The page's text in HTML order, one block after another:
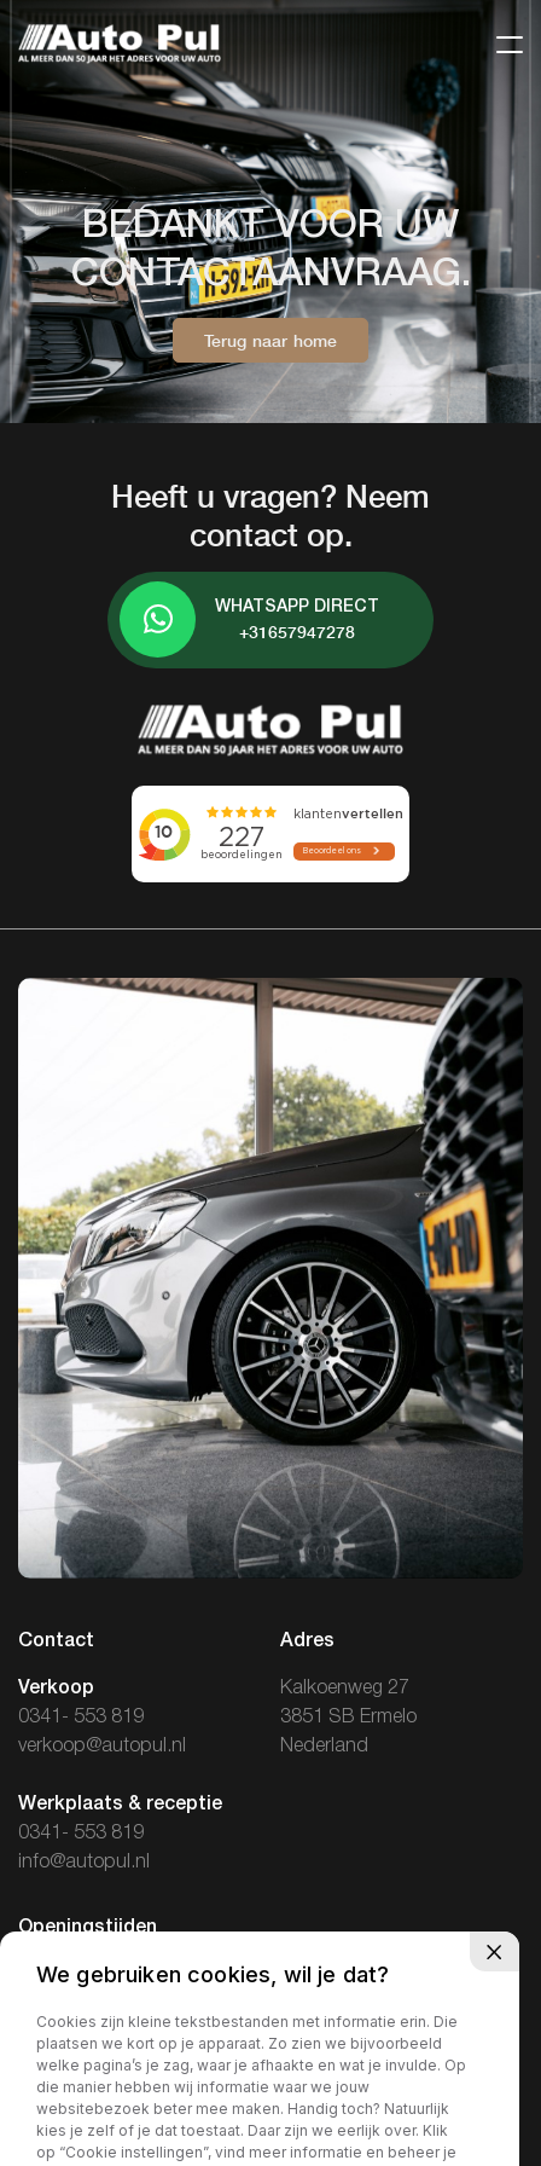
BEDANKT VOOR UW
CONTACTAANVRAAG.
Terug naar home
Heeft u vragen? Neem
contact op.
WHATSAPP DIRECT
+31657947278
Contact
Verkoop
0341- 553 819
verkoop@autopul.nl
Werkplaats & receptie
0341- 553 819
info@autopul.nl
Adres
Kalkoenweg 27
3851 SB Ermelo
Nederland
Openingstijden
Ma / Vr: 08.00-17.30
Zo: Gesloten
We gebruiken cookies, wil je dat?
Cookies zijn kleine tekstbestanden met informatie erin. Die
plaatsen we kort op je apparaat. Zo zien we bijvoorbeeld
welke pagina’s je zag, waar je afhaakte en wat je invulde. Op
die manier hebben wij informatie waar we jouw
websitebezoek beter mee maken. Handig toch? Natuurlijk
kies je zelf of je dat toestaat. Daar zijn we eerlijk over. Klik
op “Cookie instellingen”, vind meer informatie en beheer je